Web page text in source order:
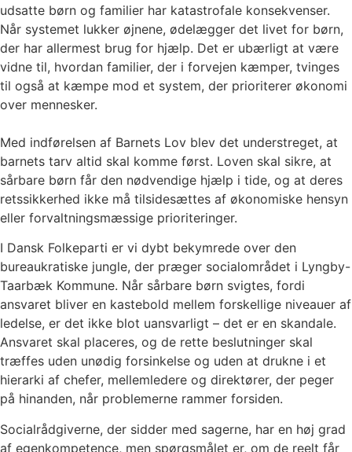
udsatte børn og familier har katastrofale konsekvenser.
Når systemet lukker øjnene, ødelægger det livet for børn,
der har allermest brug for hjælp. Det er ubærligt at være
vidne til, hvordan familier, der i forvejen kæmper, tvinges
til også at kæmpe mod et system, der prioriterer økonomi
over mennesker.
Med indførelsen af Barnets Lov blev det understreget, at
barnets tarv altid skal komme først. Loven skal sikre, at
sårbare børn får den nødvendige hjælp i tide, og at deres
retssikkerhed ikke må tilsidesættes af økonomiske hensyn
eller forvaltningsmæssige prioriteringer.
I Dansk Folkeparti er vi dybt bekymrede over den
bureaukratiske jungle, der præger socialområdet i Lyngby-
Taarbæk Kommune. Når sårbare børn svigtes, fordi
ansvaret bliver en kastebold mellem forskellige niveauer af
ledelse, er det ikke blot uansvarligt – det er en skandale.
Ansvaret skal placeres, og de rette beslutninger skal
træffes uden unødig forsinkelse og uden at drukne i et
hierarki af chefer, mellemledere og direktører, der peger
på hinanden, når problemerne rammer forsiden.
Socialrådgiverne, der sidder med sagerne, har en høj grad
af egenkompetence, men spørgsmålet er, om de reelt får